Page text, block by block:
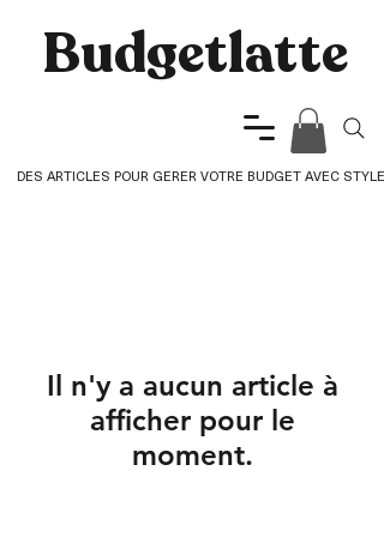
Budgetlatte​
DES ARTICLES POUR GERER VOTRE BUDGET AVEC STYLE
Il n'y a aucun article à
afficher pour le
moment.